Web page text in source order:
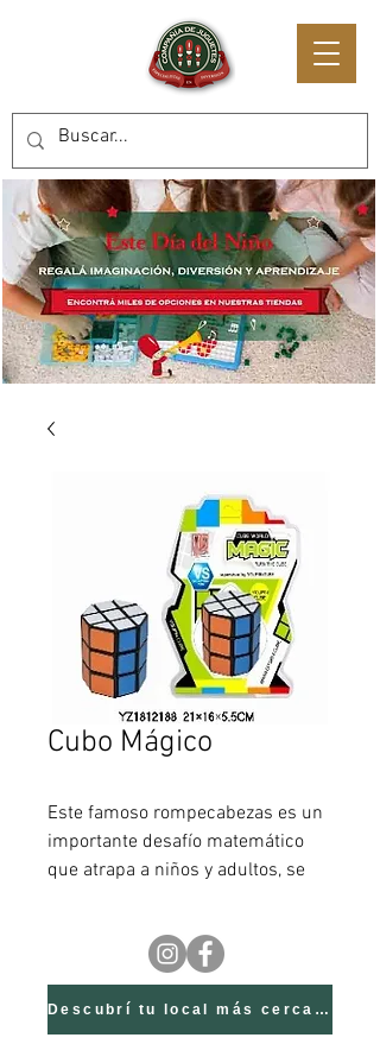
Cubo Mágico
Este famoso rompecabezas es un
importante desafío matemático
que atrapa a niños y adultos, se
aprovechamiento a partir de los 8.
Descubrí tu local más cercano